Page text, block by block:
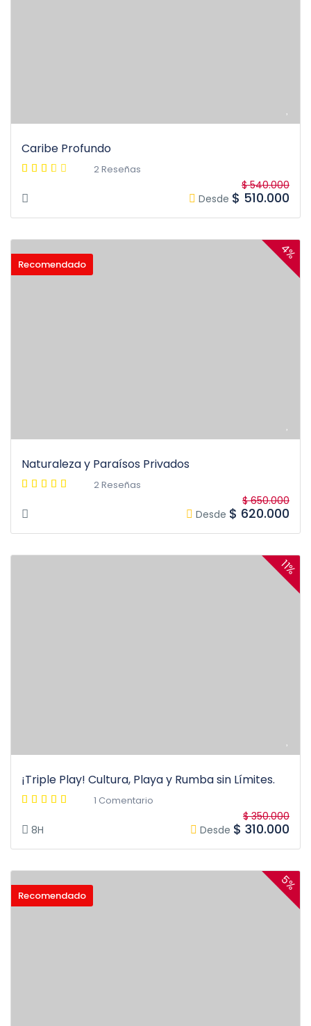
Caribe Profundo
2 Reseñas
Desde
$ 540.000
$ 510.000
Recomendado
4%
Naturaleza y Paraísos Privados
2 Reseñas
Desde
$ 650.000
$ 620.000
11%
¡Triple Play! Cultura, Playa y Rumba sin Límites.
1 Comentario
8H Desde
$ 350.000
$ 310.000
Recomendado
5%